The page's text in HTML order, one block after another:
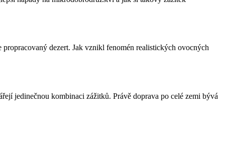
dezert. Jak vznikl fenomén realistických ovocných
jedinečnou kombinaci zážitků. Právě doprava po celé zemi bývá